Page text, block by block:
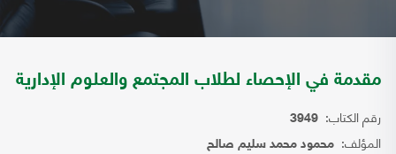
مقدمة في الإحصاء لطلاب المجتمع والعلوم الإدارية
رقم الكتاب: 3949
المؤلف: محمود محمد سليم صالح